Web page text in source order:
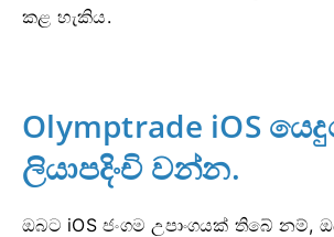
කළ හැකිය.
Olymptrade iOS
ලියාපදිංචි වන්න.
ඔබට iOS ජංගම උපාංගයක් තිබේ නම්,